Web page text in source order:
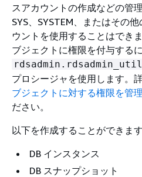
スアカウントの作成などの管
SYS、SYSTEM、またはその
ウントを使用することはでき
ブジェクトに権限を付与するに
プロシージャを使用します。
ブジェクトに対する権限を管
ださい。
以下を作成することができます
DB インスタンス
DB スナップショット